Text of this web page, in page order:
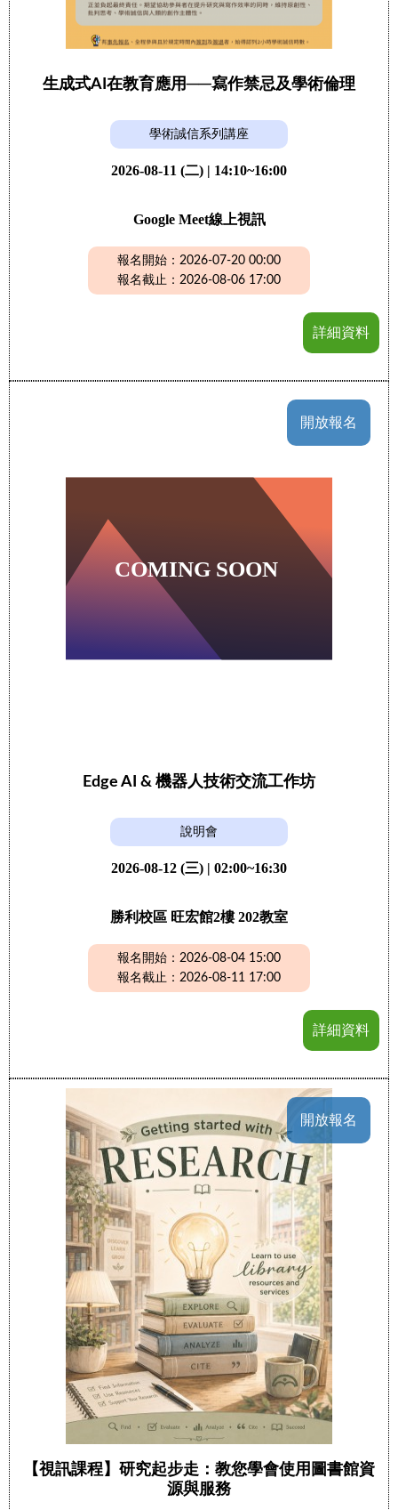
生成式AI在教育應用──寫作禁忌及學術倫理
學術誠信系列講座
2026-08-11 (二) | 14:10~16:00
Google Meet線上視訊
報名開始：2026-07-20 00:00
報名截止：2026-08-06 17:00
詳細資料
開放報名
Edge AI & 機器人技術交流工作坊
說明會
2026-08-12 (三) | 02:00~16:30
勝利校區 旺宏館2樓 202教室
報名開始：2026-08-04 15:00
報名截止：2026-08-11 17:00
詳細資料
開放報名
【視訊課程】研究起步走：教您學會使用圖書館資
源與服務